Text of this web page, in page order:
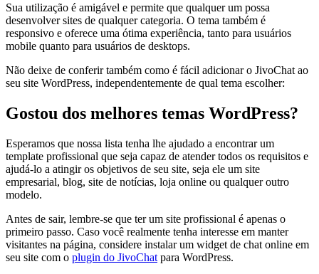
Sua utilização é amigável e permite que qualquer um possa
desenvolver sites de qualquer categoria. O tema também é
responsivo e oferece uma ótima experiência, tanto para usuários
mobile quanto para usuários de desktops.
Não deixe de conferir também como é fácil adicionar o JivoChat ao
seu site WordPress, independentemente de qual tema escolher:
Gostou dos melhores temas WordPress?
Esperamos que nossa lista tenha lhe ajudado a encontrar um
template profissional que seja capaz de atender todos os requisitos e
ajudá-lo a atingir os objetivos de seu site, seja ele um site
empresarial, blog, site de notícias, loja online ou qualquer outro
modelo.
Antes de sair, lembre-se que ter um site profissional é apenas o
primeiro passo. Caso você realmente tenha interesse em manter
visitantes na página, considere instalar um widget de chat online em
seu site com o plugin do JivoChat para WordPress.